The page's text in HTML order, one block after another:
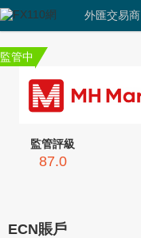
外匯交易商
監管中
監管評級
87.0
ECN賬戶